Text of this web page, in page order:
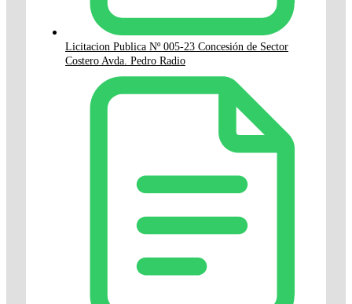
Licitacion Publica Nº 005-23 Concesión de Sector
Costero Avda. Pedro Radio